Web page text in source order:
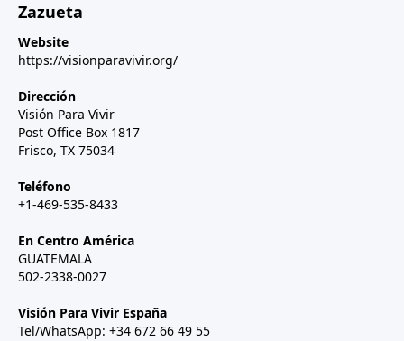
Zazueta
Website
https://visionparavivir.org/
Dirección
Visión Para Vivir
Post Office Box 1817
Frisco, TX 75034
Teléfono
+1-469-535-8433
En Centro América
GUATEMALA
502-2338-0027
Visión Para Vivir España
Tel/WhatsApp: +34 672 66 49 55